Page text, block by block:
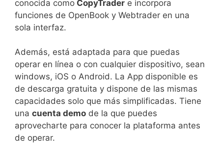
conocida como CopyTrader e incorpora
funciones de OpenBook y Webtrader en una
sola interfaz.
Además, está adaptada para que puedas
operar en línea o con cualquier dispositivo, sean
windows, iOS o Android. La App disponible es
de descarga gratuita y dispone de las mismas
capacidades solo que más simplificadas. Tiene
una cuenta demo de la que puedes
aprovecharte para conocer la plataforma antes
de operar.